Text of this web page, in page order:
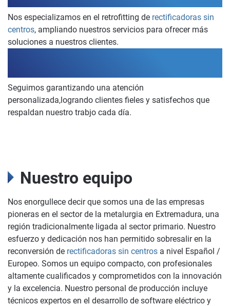
Nos especializamos en el retrofitting de rectificadoras sin
centros, ampliando nuestros servicios para ofrecer más
soluciones a nuestros clientes.
Seguimos garantizando una atención
personalizada,logrando clientes fieles y satisfechos que
respaldan nuestro trabjo cada día.
Nuestro equipo
Nos enorgullece decir que somos una de las empresas
pioneras en el sector de la metalurgia en Extremadura, una
región tradicionalmente ligada al sector primario. Nuestro
esfuerzo y dedicación nos han permitido sobresalir en la
reconversión de rectificadoras sin centros a nivel Español /
Europeo. Somos un equipo compacto, con profesionales
altamente cualificados y comprometidos con la innovación
y la excelencia. Nuestro personal de producción incluye
técnicos expertos en el desarrollo de software eléctrico y